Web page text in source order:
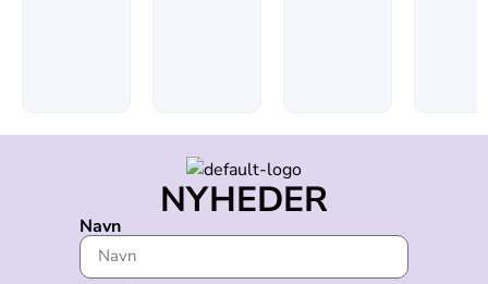
NYHEDER
Navn